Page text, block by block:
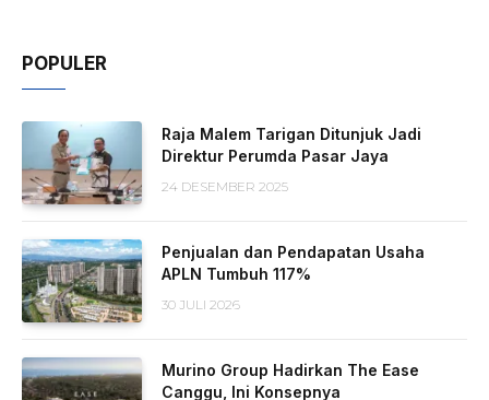
POPULER
Raja Malem Tarigan Ditunjuk Jadi
Direktur Perumda Pasar Jaya
24 DESEMBER 2025
Penjualan dan Pendapatan Usaha
APLN Tumbuh 117%
30 JULI 2026
Murino Group Hadirkan The Ease
Canggu, Ini Konsepnya